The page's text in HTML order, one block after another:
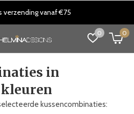
0 0
retourrecht
in
kussencombinaties: